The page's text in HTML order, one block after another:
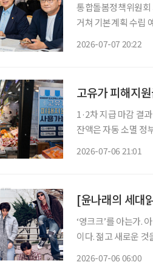
통합돌봄정책위원
거쳐 기본계획 수립 예정, 관계부처 협력
2026-07-07 20:22
고유가 피해지
1·2차 지급 마감 결
잔액은 자동 소멸 정부의 고유가 피해지원금 신청·지급이 마감된 결과 전체 지급 대상자의
2026-07-06 21:01
[윤나래의 세대
‘영크크’를 아는가.
이다. 젊고 새로운
2026-07-06 06:00